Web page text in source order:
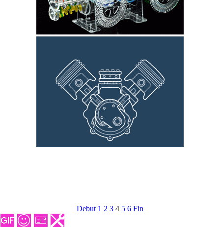
Debut 1 2 3 4 5 6 Fin